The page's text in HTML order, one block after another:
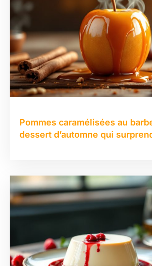
Pommes caramélisées au
dessert d’automne qui